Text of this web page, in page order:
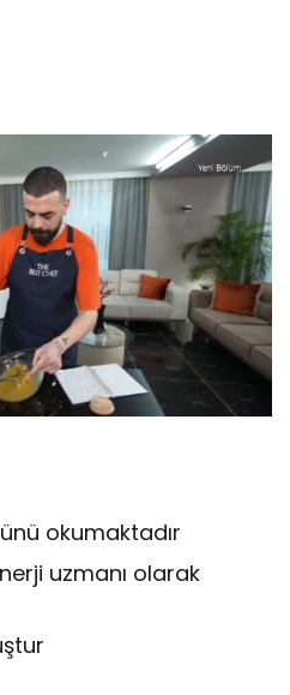
okumaktadır
uzmanı olarak